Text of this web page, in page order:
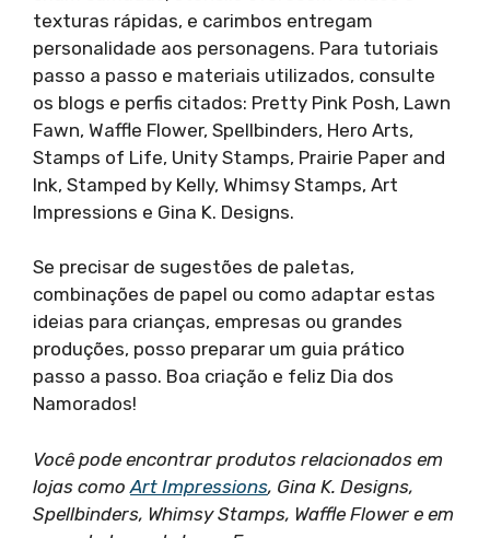
texturas rápidas, e carimbos entregam
personalidade aos personagens. Para tutoriais
passo a passo e materiais utilizados, consulte
os blogs e perfis citados: Pretty Pink Posh, Lawn
Fawn, Waffle Flower, Spellbinders, Hero Arts,
Stamps of Life, Unity Stamps, Prairie Paper and
Ink, Stamped by Kelly, Whimsy Stamps, Art
Impressions e Gina K. Designs.
Se precisar de sugestões de paletas,
combinações de papel ou como adaptar estas
ideias para crianças, empresas ou grandes
produções, posso preparar um guia prático
passo a passo. Boa criação e feliz Dia dos
Namorados!
Você pode encontrar produtos relacionados em
lojas comoArt Impressions, Gina K. Designs,
Spellbinders, Whimsy Stamps, Waffle Flower e em